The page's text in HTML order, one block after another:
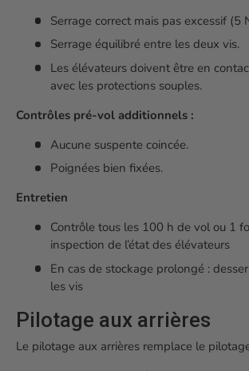
Serrage correct mais pas excessif (5
Serrage équilibré entre les deux vis.
Les élévateurs doivent être en
avec les protections souples.
Contrôles pré-vol additionnels :
Aucune suspente coincée.
Poignées bien fixées.
Entretien
Contrôle tous les 100 h de vol ou 1
inspection de l’état des élévateurs
En cas de stockage prolongé :
les vis
Pilotage aux arrières
Le pilotage aux arrières remplace le